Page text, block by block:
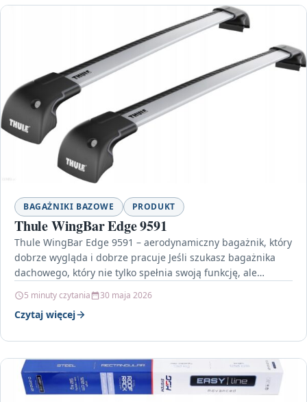
BAGAŻNIKI BAZOWE PRODUKT
Thule WingBar Edge 9591
Thule WingBar Edge 9591 – aerodynamiczny bagażnik, który
dobrze wygląda i dobrze pracuje Jeśli szukasz bagażnika
dachowego, który nie tylko spełnia swoją funkcję, ale…
5 minuty czytania 30 maja 2026
Czytaj więcej